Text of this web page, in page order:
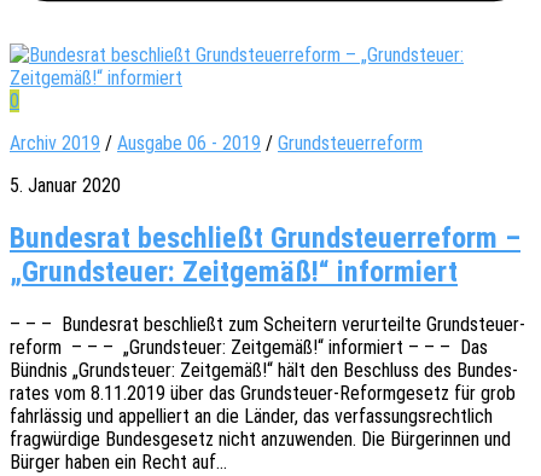
0
Archiv 2019 / Ausgabe 06 - 2019 / Grundsteuerreform
5. Januar 2020
Bundesrat beschließt Grundsteuerreform –
„Grundsteuer: Zeitgemäß!“ informiert
– – – Bundes­rat beschließt zum Schei­tern verur­teil­te Grund­steu­er­
re­form – – – „Grund­steu­er: Zeit­ge­mäß!“ infor­miert – – – Das
Bünd­nis „Grund­steu­er: Zeit­ge­mäß!“ hält den Beschluss des Bundes­
ra­tes vom 8.11.2019 über das Grun­d­steu­er-Refor­m­­ge­­setz für grob
fahr­läs­sig und appel­liert an die Länder, das verfas­sungs­recht­lich
frag­wür­di­ge Bundes­ge­setz nicht anzu­wen­den. Die Bürge­rin­nen und
Bürger haben ein Recht auf…